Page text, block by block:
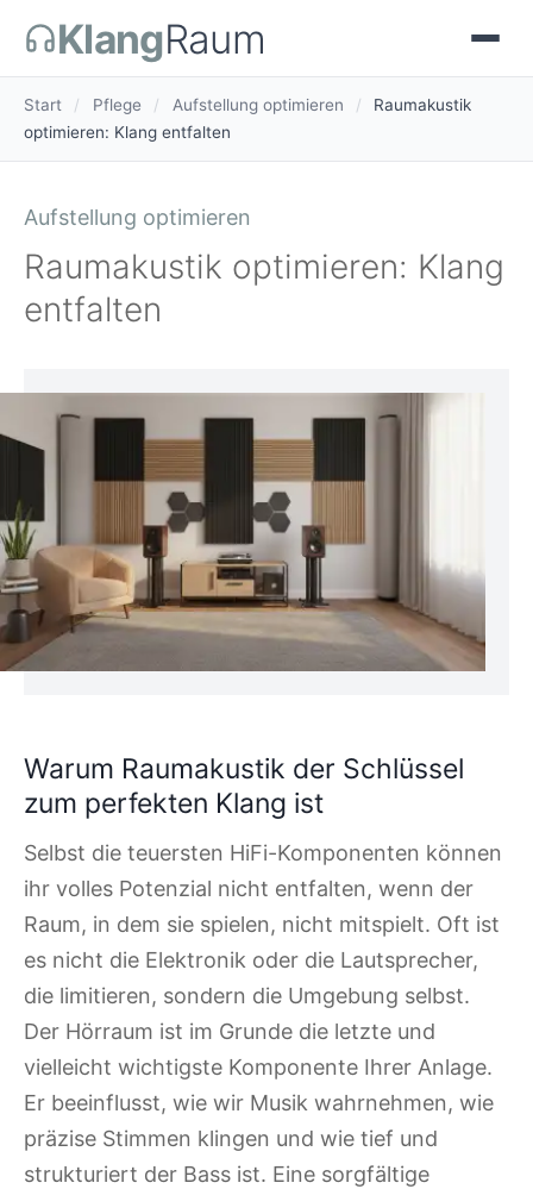
KlangRaum
Start / Pflege / Aufstellung optimieren /
Raumakustik
optimieren: Klang entfalten
Aufstellung optimieren
Raumakustik optimieren: Klang
entfalten
Warum Raumakustik der Schlüssel
zum perfekten Klang ist
Selbst die teuersten HiFi-Komponenten können
ihr volles Potenzial nicht entfalten, wenn der
Raum, in dem sie spielen, nicht mitspielt. Oft ist
es nicht die Elektronik oder die Lautsprecher,
die limitieren, sondern die Umgebung selbst.
Der Hörraum ist im Grunde die letzte und
vielleicht wichtigste Komponente Ihrer Anlage.
Er beeinflusst, wie wir Musik wahrnehmen, wie
präzise Stimmen klingen und wie tief und
strukturiert der Bass ist. Eine sorgfältige